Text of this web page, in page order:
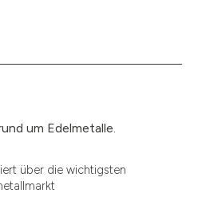
um Edelmetalle.
über die wichtigsten